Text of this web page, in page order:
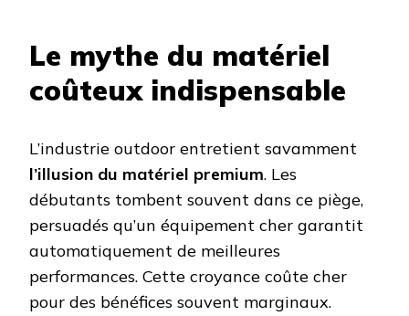
Le mythe du matériel
coûteux indispensable
L’industrie outdoor entretient savamment
l’illusion du matériel premium. Les
débutants tombent souvent dans ce piège,
persuadés qu’un équipement cher garantit
automatiquement de meilleures
performances. Cette croyance coûte cher
pour des bénéfices souvent marginaux.